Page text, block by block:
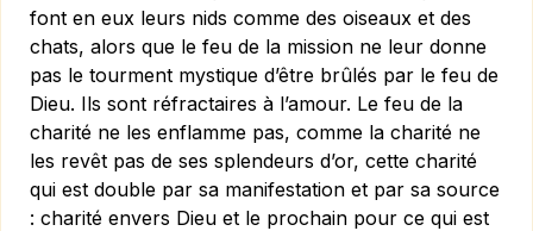
font en eux leurs nids comme des oiseaux et des
chats, alors que le feu de la mission ne leur donne
pas le tourment mystique d’être brûlés par le feu de
Dieu. Ils sont réfractaires à l’amour. Le feu de la
charité ne les enflamme pas, comme la charité ne
les revêt pas de ses splendeurs d’or, cette charité
qui est double par sa manifestation et par sa source
: charité envers Dieu et le prochain pour ce qui est